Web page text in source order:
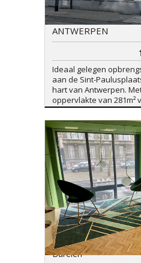
Opbrengsteigendom
ANTWERPEN
Ideaal gelegen
aan de Sint-
hart van Antwerpen.
oppervlakte van 281m²
Burelen